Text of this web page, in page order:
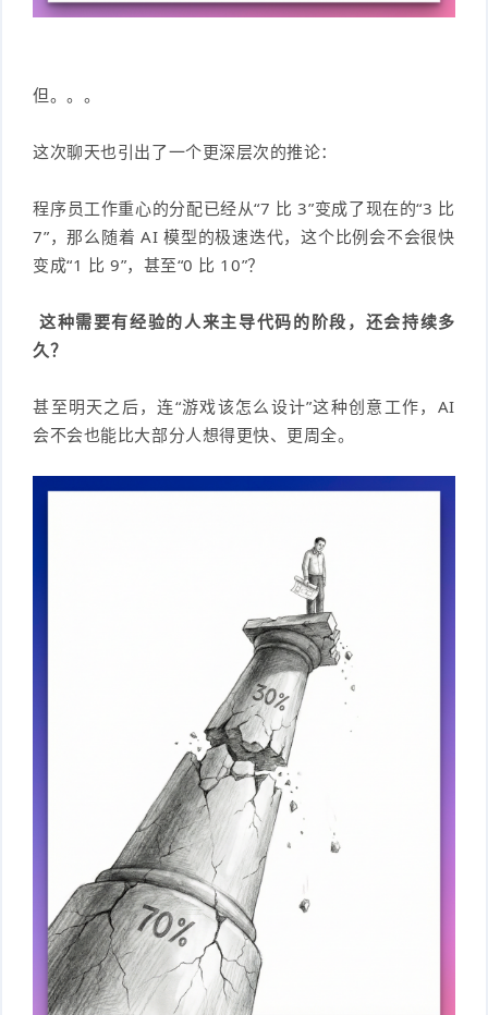
但。。。
这次聊天也引出了一个更深层次的推论：
程序员工作重心的分配已经从“7 比 3”变成了现在的“3 比
7”，那么随着 AI 模型的极速迭代，这个比例会不会很快
变成“1 比 9”，甚至“0 比 10”？
这种需要有经验的人来主导代码的阶段，还会持续多
久？
甚至明天之后，连“游戏该怎么设计”这种创意工作，AI
会不会也能比大部分人想得更快、更周全。